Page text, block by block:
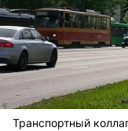
Транспортный